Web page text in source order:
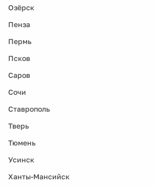
Озёрск
Пенза
Пермь
Псков
Саров
Сочи
Ставрополь
Тверь
Тюмень
Усинск
Ханты-Мансийск